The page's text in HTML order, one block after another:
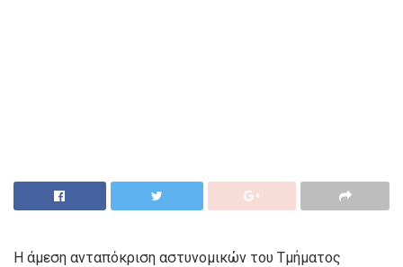
Η άμεση ανταπόκριση αστυνομικών του Τμήματος